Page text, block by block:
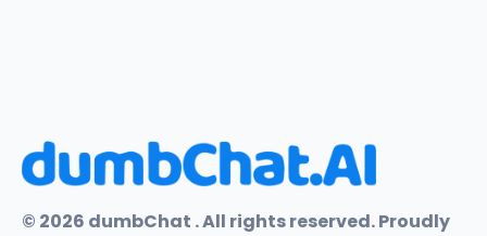
© 2026 dumbChat . All rights reserved. Proudly